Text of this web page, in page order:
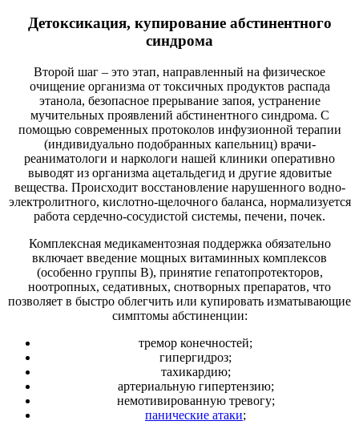
Детоксикация, купирование абстинентного
синдрома
Второй шаг – это этап, направленный на физическое
очищение организма от токсичных продуктов распада
этанола, безопасное прерывание запоя, устранение
мучительных проявлений абстинентного синдрома. С
помощью современных протоколов инфузионной терапии
(индивидуально подобранных капельниц) врачи-
реаниматологи и наркологи нашей клиники оперативно
выводят из организма ацетальдегид и другие ядовитые
вещества. Происходит восстановление нарушенного водно-
электролитного, кислотно-щелочного баланса, нормализуется
работа сердечно-сосудистой системы, печени, почек.
Комплексная медикаментозная поддержка обязательно
включает введение мощных витаминных комплексов
(особенно группы В), принятие гепатопротекторов,
ноотропных, седативных, снотворных препаратов, что
позволяет в быстро облегчить или купировать изматывающие
симптомы абстиненции:
тремор конечностей;
гипергидроз;
тахикардию;
артериальную гипертензию;
немотивированную тревогу;
панические атаки;